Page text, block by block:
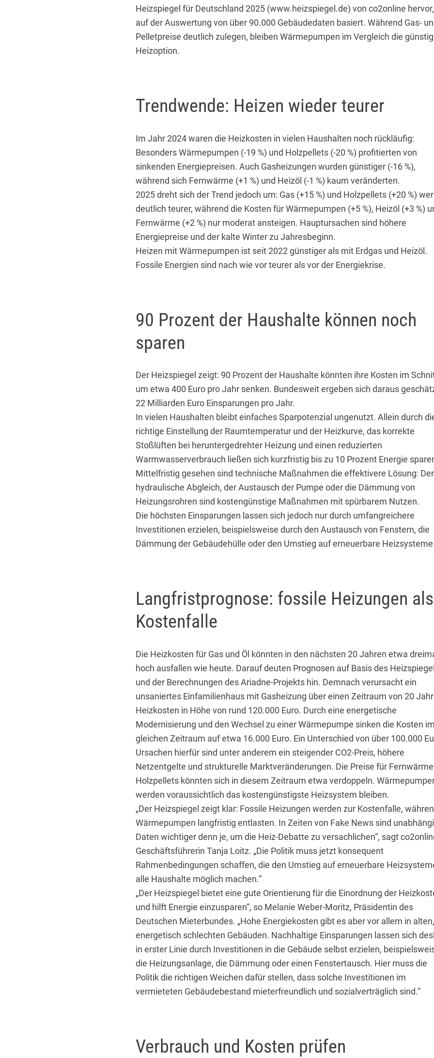
Heizspiegel für Deutschland 2025 (www.heizspiegel.de) von co2online
auf der Auswertung von über 90.000 Gebäudedaten basiert. Während Gas-
Pelletpreise deutlich zulegen, bleiben Wärmepumpen im Vergleich die
Heizoption.
Trendwende: Heizen wieder teurer
Im Jahr 2024 waren die Heizkosten in vielen Haushalten noch rückläufig:
Besonders Wärmepumpen (-19 %) und Holzpellets (-20 %) profitierten von
sinkenden Energiepreisen. Auch Gasheizungen wurden günstiger (-16 %),
während sich Fernwärme (+1 %) und Heizöl (-1 %) kaum veränderten.
2025 dreht sich der Trend jedoch um: Gas (+15 %) und Holzpellets (+20 %)
deutlich teurer, während die Kosten für Wärmepumpen (+5 %), Heizöl (+3 %)
Fernwärme (+2 %) nur moderat ansteigen. Hauptursachen sind höhere
Energiepreise und der kalte Winter zu Jahresbeginn.
Heizen mit Wärmepumpen ist seit 2022 günstiger als mit Erdgas und Heizöl.
Fossile Energien sind nach wie vor teurer als vor der Energiekrise.
90 Prozent der Haushalte können noch
sparen
Der Heizspiegel zeigt: 90 Prozent der Haushalte könnten ihre Kosten im
um etwa 400 Euro pro Jahr senken. Bundesweit ergeben sich daraus
22 Milliarden Euro Einsparungen pro Jahr.
In vielen Haushalten bleibt einfaches Sparpotenzial ungenutzt. Allein durch
richtige Einstellung der Raumtemperatur und der Heizkurve, das korrekte
Stoßlüften bei heruntergedrehter Heizung und einen reduzierten
Warmwasserverbrauch ließen sich kurzfristig bis zu 10 Prozent Energie
Mittelfristig gesehen sind technische Maßnahmen die effektivere Lösung: Der
hydraulische Abgleich, der Austausch der Pumpe oder die Dämmung von
Heizungsrohren sind kostengünstige Maßnahmen mit spürbarem Nutzen.
Die höchsten Einsparungen lassen sich jedoch nur durch umfangreichere
Investitionen erzielen, beispielsweise durch den Austausch von Fenstern, die
Dämmung der Gebäudehülle oder den Umstieg auf erneuerbare Heizsysteme.
Langfristprognose: fossile Heizungen als
Kostenfalle
Die Heizkosten für Gas und Öl könnten in den nächsten 20 Jahren etwa
hoch ausfallen wie heute. Darauf deuten Prognosen auf Basis des
und der Berechnungen des Ariadne-Projekts hin. Demnach verursacht ein
unsaniertes Einfamilienhaus mit Gasheizung über einen Zeitraum von 20
Heizkosten in Höhe von rund 120.000 Euro. Durch eine energetische
Modernisierung und den Wechsel zu einer Wärmepumpe sinken die Kosten im
gleichen Zeitraum auf etwa 16.000 Euro. Ein Unterschied von über 100.000
Ursachen hierfür sind unter anderem ein steigender CO2-Preis, höhere
Netzentgelte und strukturelle Marktveränderungen. Die Preise für
Holzpellets könnten sich in diesem Zeitraum etwa verdoppeln.
werden voraussichtlich das kostengünstigste Heizsystem bleiben.
„Der Heizspiegel zeigt klar: Fossile Heizungen werden zur Kostenfalle,
Wärmepumpen langfristig entlasten. In Zeiten von Fake News sind
Daten wichtiger denn je, um die Heiz-Debatte zu versachlichen“, sagt
Geschäftsführerin Tanja Loitz. „Die Politik muss jetzt konsequent
Rahmenbedingungen schaffen, die den Umstieg auf erneuerbare
alle Haushalte möglich machen.“
„Der Heizspiegel bietet eine gute Orientierung für die Einordnung der
und hilft Energie einzusparen“, so Melanie Weber-Moritz, Präsidentin des
Deutschen Mieterbundes. „Hohe Energiekosten gibt es aber vor allem in alten,
energetisch schlechten Gebäuden. Nachhaltige Einsparungen lassen sich
in erster Linie durch Investitionen in die Gebäude selbst erzielen,
die Heizungsanlage, die Dämmung oder einen Fenstertausch. Hier muss die
Politik die richtigen Weichen dafür stellen, dass solche Investitionen im
vermieteten Gebäudebestand mieterfreundlich und sozialverträglich sind.“
Verbrauch und Kosten prüfen